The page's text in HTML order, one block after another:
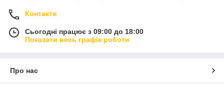
Контакти
Сьогодні працює з 09:00 до 18:00
Показати весь графік роботи
Про нас